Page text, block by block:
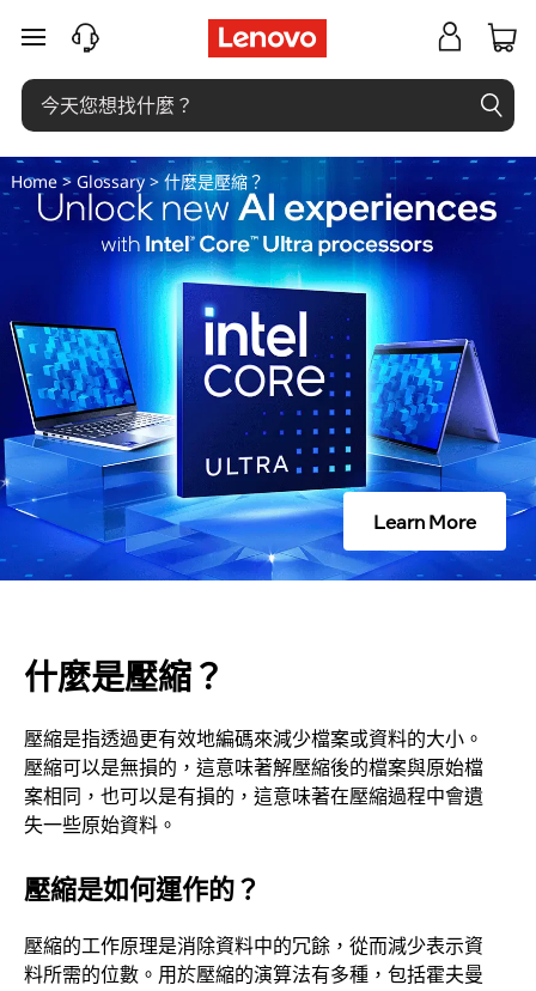
什
麼
是
壓
縮
跳至主要內容
Home> Glossary> 什麼是壓縮？
Learn More
什麼是壓縮？
壓縮是指透過更有效地編碼來減少檔案或資料的大小。
壓縮可以是無損的，這意味著解壓縮後的檔案與原始檔
案相同，也可以是有損的，這意味著在壓縮過程中會遺
失一些原始資料。
壓縮是如何運作的？
壓縮的工作原理是消除資料中的冗餘，從而減少表示資
料所需的位數。用於壓縮的演算法有多種，包括霍夫曼